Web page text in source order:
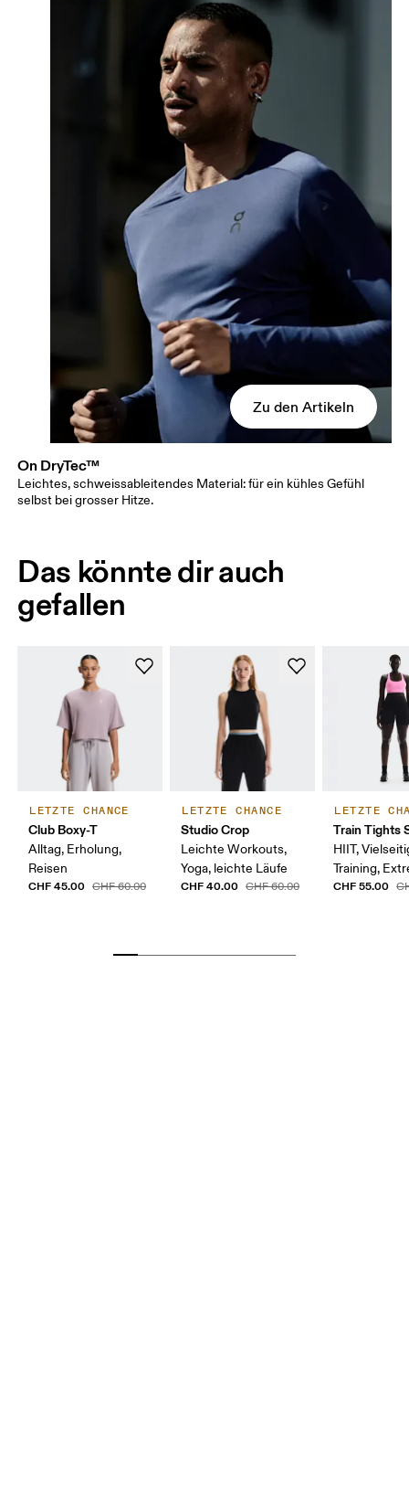
Zu den Artikeln
On DryTec™
Leichtes, schweissableitendes Material: für ein kühles Gefühl
selbst bei grosser Hitze.
Das könnte dir auch
gefallen
LETZTE CHANCE
Club Boxy-T
Alltag, Erholung,
Reisen
CHF 45.00 CHF 60.00
LETZTE CHANCE
Studio Crop
Leichte Workouts,
Yoga, leichte Läufe
CHF 40.00 CHF 60.00
LETZTE
Train Tights
HIIT,
Training,
CHF 55.00